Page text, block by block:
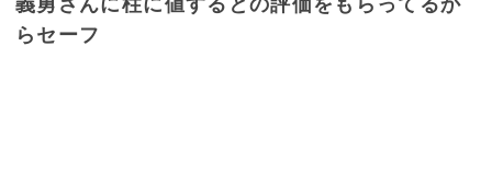
らセーフ